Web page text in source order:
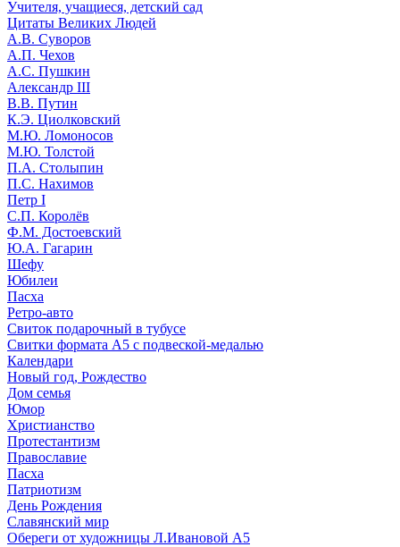
Учителя, учащиеся, детский сад
Цитаты Великих Людей
А.В. Суворов
А.П. Чехов
А.С. Пушкин
Александр III
В.В. Путин
К.Э. Циолковский
М.Ю. Ломоносов
М.Ю. Толстой
П.А. Столыпин
П.С. Нахимов
Петр I
С.П. Королёв
Ф.М. Достоевский
Ю.А. Гагарин
Шефу
Юбилеи
Пасха
Ретро-авто
Свиток подарочный в тубусе
Свитки формата А5 с подвеской-медалью
Календари
Новый год, Рождество
Дом семья
Юмор
Христианство
Протестантизм
Православие
Пасха
Патриотизм
День Рождения
Славянский мир
Обереги от художницы Л.Ивановой А5